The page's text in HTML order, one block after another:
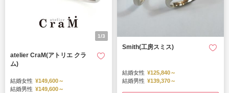
1/3
atelier CraM(アトリエ クラ
ム)
結婚女性 ¥149,600～
結婚男性 ¥149,600～
Smith(工房スミス)
結婚女性 ¥125,840～
結婚男性 ¥139,370～